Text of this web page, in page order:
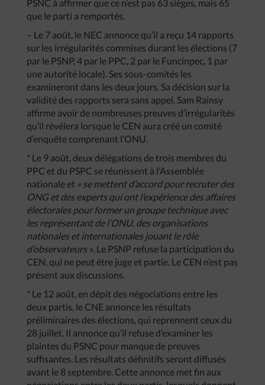
PSNC à affirmer que ce n’est pas 63 sièges, mais 65
que le parti a remportés.
– Le 7 août, le NEC annonce qu’il a reçu 14 rapports
sur les irrégularités commises durant les élections (7
par le PSNP, 4 par le PPC, 2 par le Funcinpec, 1 par
une autorité locale). Ses sous-comités les
examineront dans les deux jours. Sa décision sur la
validité des rapports sera sans appel. Sam Rainsy
affirme avoir de nombreuses preuves d’irrégularités
qu’il révélera lorsque le CEN aura créé un comité
d’enquête comprenant l’ONU.
* Le 9 août, deux délégations de trois membres du
PPC et du PSPC se réunissent à l’Assemblée
nationale et « se mettent d’accord pour recruter des
ONG et des experts qui ont l’expérience des affaires
électorales pour former un groupe technique avec
les représentant de l’ONU, des organisations
nationales et internationales jouant le rôle
d’observateurs ». Le PSNP refuse la participation du
CEN, qui ne peut être juge et partie. Le CEN n’est pas
présent aux discussions.
* Le 12 août, en dépit des négociations entre les
deux partis, le CNE annonce les résultats
préliminaires des élections, qui reprennent ceux du
28 juillet. Il annonce qu’il refuse d’examiner les
plaintes du PSNC pour manque de preuves
suffisantes. Les résultats définitifs seront diffusés
avant le 8 septembre. Cette annonce met fin aux